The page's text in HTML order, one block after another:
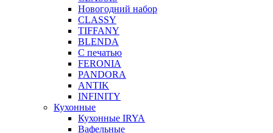
Новогодний набор
CLASSY
TIFFANY
BLENDA
С печатью
FERONIA
PANDORA
ANTIK
INFINITY
Кухонные
Кухонные IRYA
Вафельные